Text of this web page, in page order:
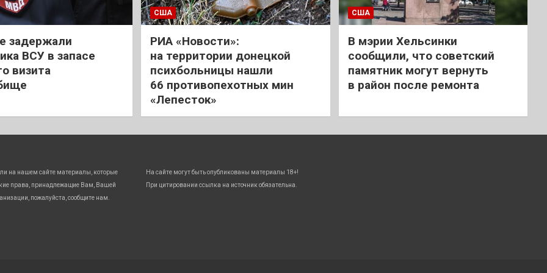
задержали
ВСУ в запасе
визита
США
РИА «Новости»:
на территории донецкой
психбольницы нашли
66 противопехотных мин
«Лепесток»
США
В мэрии Хельсинки
сообщили, что советский
памятник могут вернуть
в район после ремонта
на нашем сайте материалы, которые
права, принадлежащие Вам, Вашей
пожалуйста, сообщите нам.
На сайте могут быть опубликованы материалы 18+!
При цитировании ссылка на источник обязательна.